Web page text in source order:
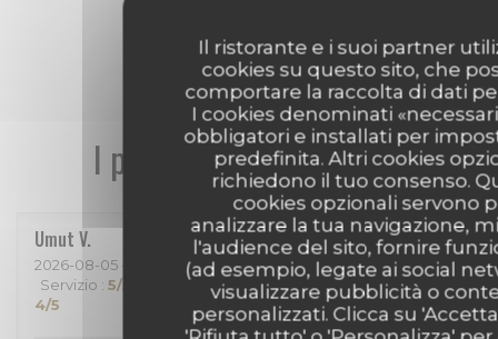
Il ristorante e i suoi partner
cookies su questo sito, che
comportare la raccolta di dati
I cookies denominati
obbligatori e installati per
predefinita. Altri cookies
richiedono il tuo consenso.
cookies opzionali servono
analizzare la tua navigazione,
l'audience del sito, fornire
(ad esempio, legate ai social
visualizzare pubblicità o
personalizzati. Clicca su
I pareri dei nostri clienti
Umut V
2026-08-05 - 19:30 - Ospiti 2
Servizio : 5/5 Atmosfera: 5/5 Cucina : 5 /5 Qualità / Prezzo :
4/5